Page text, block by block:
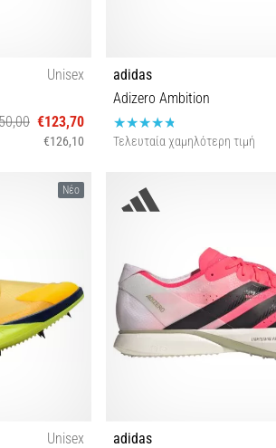
Unisex
€123,70
€126,10
42⅔ 43⅓ 44
adidas
Adizero Ambition
Τελευταία χαμηλότερη τιμή
36⅔ 38⅔ 39⅓ 40 40⅔ 41⅓
Νέο
Unisex adidas